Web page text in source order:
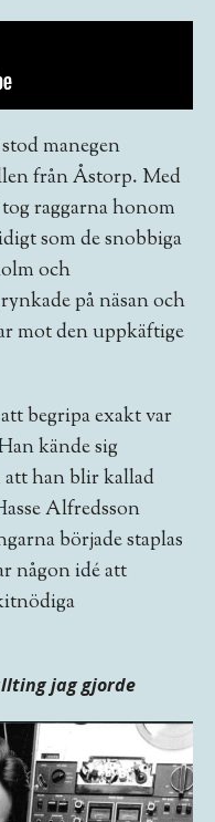
manegen
från Åstorp. Med
raggarna honom
som de snobbiga
och
på näsan och
mot den uppkäftige
begripa exakt var
kände sig
att han blir kallad
Alfredsson
började staplas
någon idé att
jag gjorde